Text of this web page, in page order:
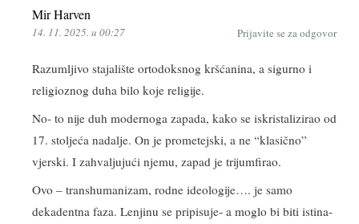
Mir Harven
14. 11. 2025. u 00:27
Razumljivo stajalište ortodoksnog kršćanina, a sigurno i
religioznog duha bilo koje religije.
No- to nije duh modernoga zapada, kako se iskristalizirao od
17. stoljeća nadalje. On je prometejski, a ne “klasično”
vjerski. I zahvaljujući njemu, zapad je trijumfirao.
Ovo – transhumanizam, rodne ideologije…. je samo
dekadentna faza. Lenjinu se pripisuje- a moglo bi biti istina-
Prijavite se za odgovor